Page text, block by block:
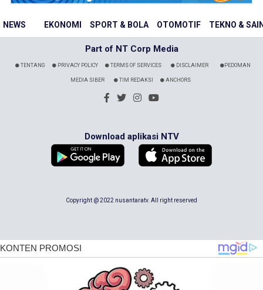
NEWS EKONOMI SPORT & BOLA OTOMOTIF TEKNO &
Part of NT Corp Media
TENTANG PRIVACY POLICY TERMS OF SERVICES DISCLAIMER PEDOMAN
MEDIA SIBER TIM REDAKSI ANCHORS
Download aplikasi NTV
Copyright @ 2022 nusantaratv. All right reserved